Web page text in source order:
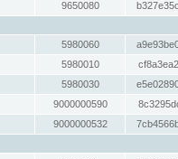
9650080
5980060
5980010
5980030
9000000590
9000000532